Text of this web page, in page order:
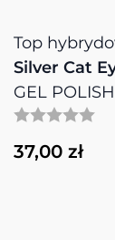
Top
Silver Cat
GEL
37,00 zł